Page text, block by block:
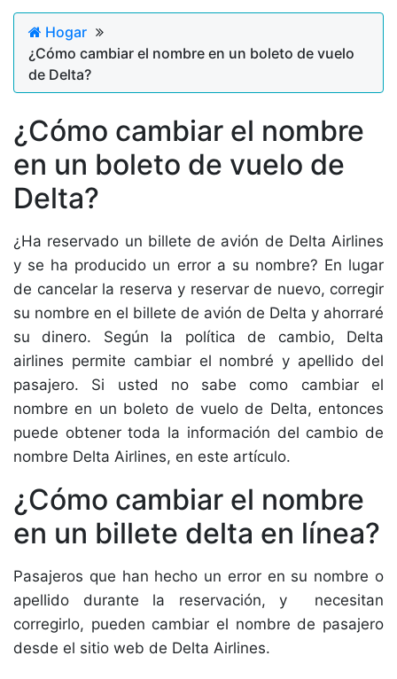
Hogar
¿Cómo cambiar el nombre en un boleto de vuelo
de Delta?
¿Cómo cambiar el nombre
en un boleto de vuelo de
Delta?
¿Ha reservado un billete de avión de Delta Airlines
y se ha producido un error a su nombre? En lugar
de cancelar la reserva y reservar de nuevo, corregir
su nombre en el billete de avión de Delta y ahorraré
su dinero. Según la política de cambio, Delta
airlines permite cambiar el nombré y apellido del
pasajero. Si usted no sabe como cambiar el
nombre en un boleto de vuelo de Delta, entonces
puede obtener toda la información del cambio de
nombre Delta Airlines, en este artículo.
¿Cómo cambiar el nombre
en un billete delta en línea?
Pasajeros que han hecho un error en su nombre o
apellido durante la reservación, y necesitan
corregirlo, pueden cambiar el nombre de pasajero
desde el sitio web de Delta Airlines.